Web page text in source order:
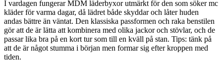
I vardagen fungerar MDM läderbyxor utmärkt för den som söker mc
kläder för varma dagar, då lädret både skyddar och låter huden
andas bättre än väntat. Den klassiska passformen och raka benstilen
gör att de är lätta att kombinera med olika jackor och stövlar, och de
passar lika bra på en kort tur som till en kväll på stan. Tips: tänk på
att de är något stumma i början men formar sig efter kroppen med
tiden.